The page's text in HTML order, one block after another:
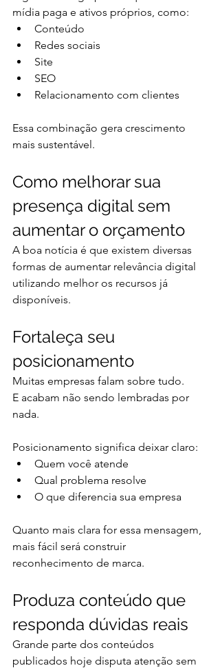
mídia paga e ativos próprios, como:
Conteúdo
Redes sociais
Site
SEO
Relacionamento com clientes
Essa combinação gera crescimento
mais sustentável.
Como melhorar sua
presença digital sem
aumentar o orçamento
A boa notícia é que existem diversas
formas de aumentar relevância digital
utilizando melhor os recursos já
disponíveis.
Fortaleça seu
posicionamento
Muitas empresas falam sobre tudo.
E acabam não sendo lembradas por
nada.
Posicionamento significa deixar claro:
Quem você atende
Qual problema resolve
O que diferencia sua empresa
Quanto mais clara for essa mensagem,
mais fácil será construir
reconhecimento de marca.
Produza conteúdo que
responda dúvidas reais
Grande parte dos conteúdos
publicados hoje disputa atenção sem